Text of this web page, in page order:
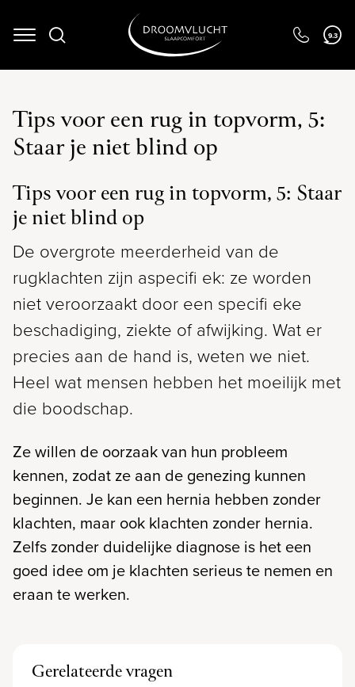
Navigation 9.3
Tips voor een rug in topvorm, 5:
Staar je niet blind op
Tips voor een rug in topvorm, 5: Staar
je niet blind op
De overgrote meerderheid van de
rugklachten zijn aspecifi ek: ze worden
niet veroorzaakt door een specifi eke
beschadiging, ziekte of afwijking. Wat er
precies aan de hand is, weten we niet.
Heel wat mensen hebben het moeilijk met
die boodschap.
Ze willen de oorzaak van hun probleem
kennen, zodat ze aan de genezing kunnen
beginnen. Je kan een hernia hebben zonder
klachten, maar ook klachten zonder hernia.
Zelfs zonder duidelijke diagnose is het een
goed idee om je klachten serieus te nemen en
eraan te werken.
Gerelateerde vragen